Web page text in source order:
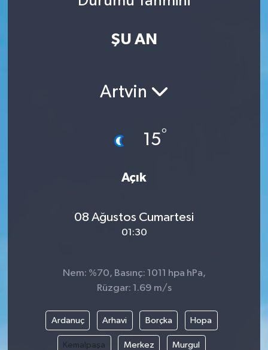
ŞU AN
Artvin
15°
Açık
08 Ağustos Cumartesi
01:30
Nem: %70, Basınç: 1011 hpa hPa,
Rüzgar: 1.69 m/s
Ardanuç Arhavi Borçka Hopa
Kemalpaşa Merkez Murgul
Magazin
Politika
Siyaset